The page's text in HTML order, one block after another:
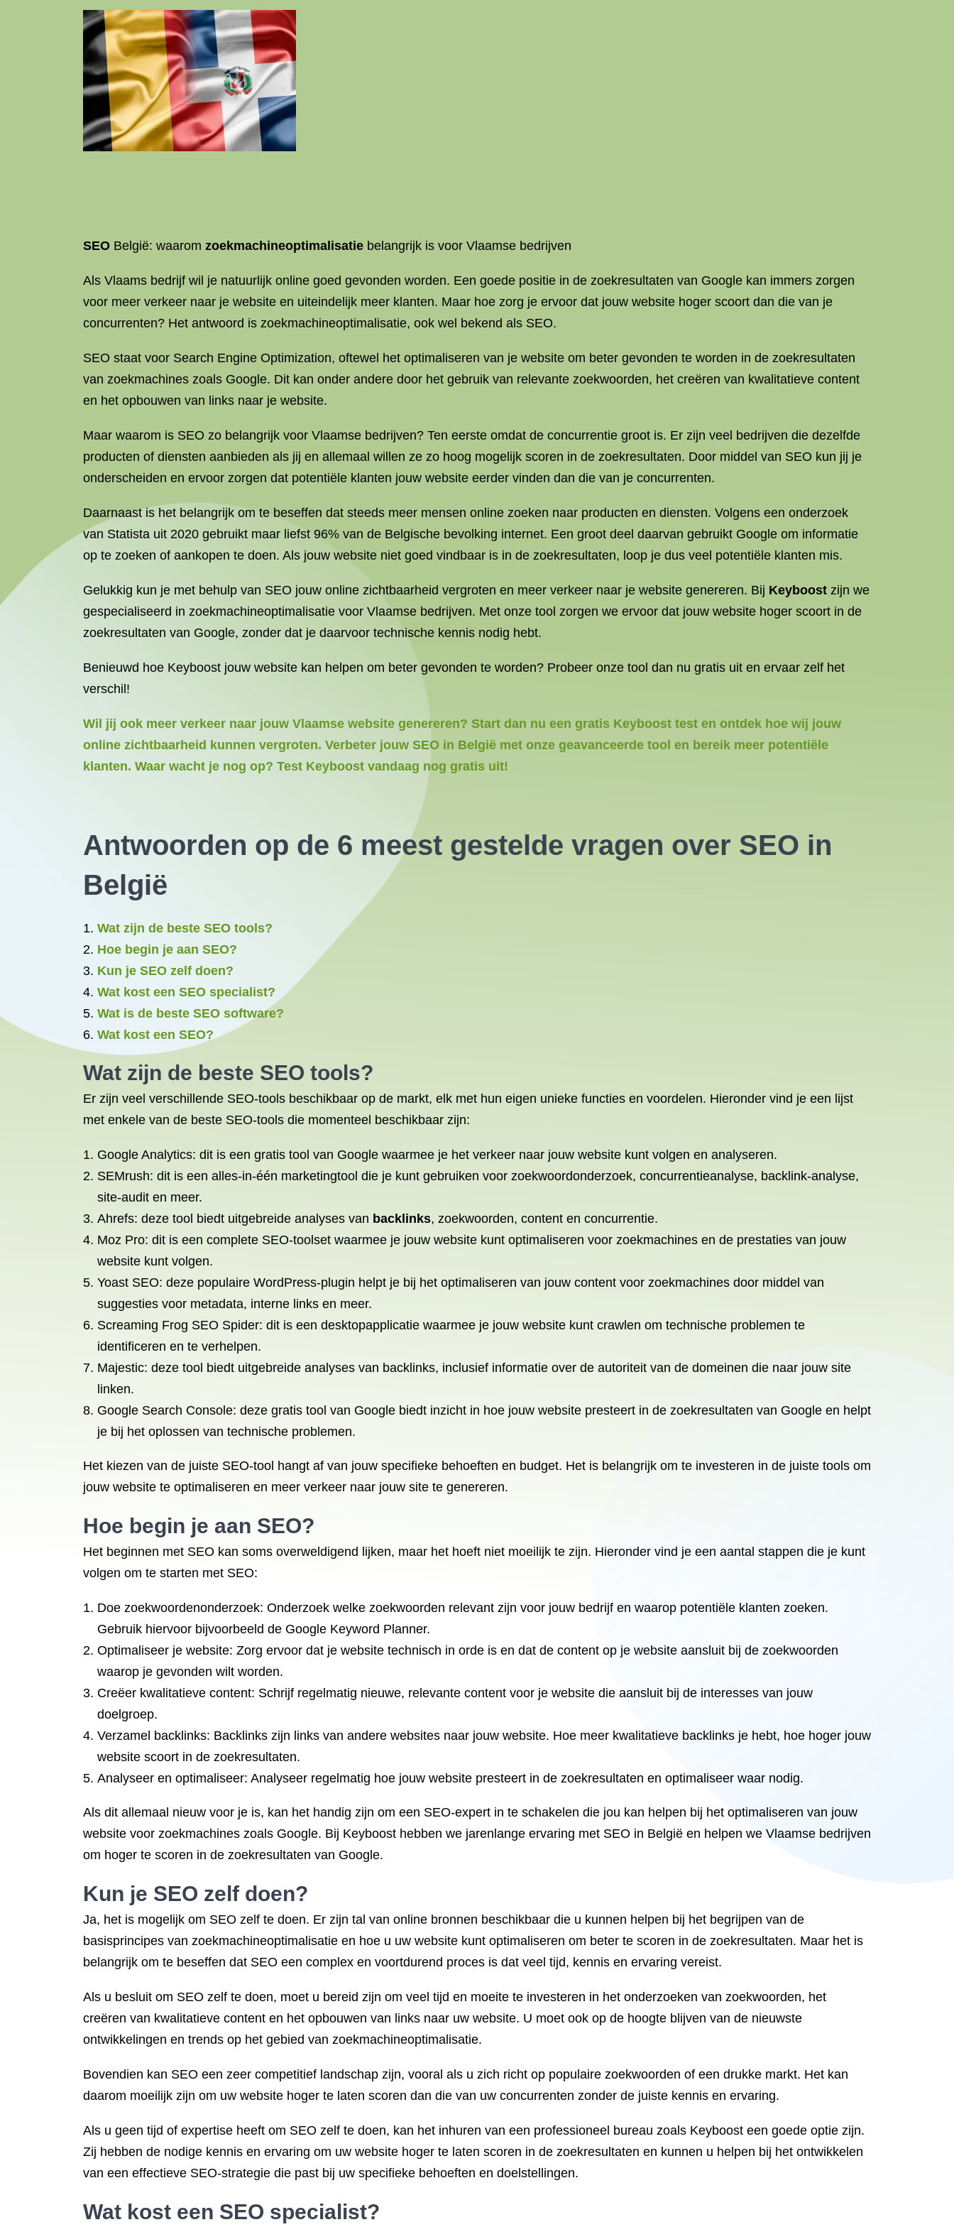
SEO België: waarom zoekmachineoptimalisatie belangrijk is voor Vlaamse bedrijven
Als Vlaams bedrijf wil je natuurlijk online goed gevonden worden. Een goede positie in de zoekresultaten van Google kan immers zorgen
voor meer verkeer naar je website en uiteindelijk meer klanten. Maar hoe zorg je ervoor dat jouw website hoger scoort dan die van je
concurrenten? Het antwoord is zoekmachineoptimalisatie, ook wel bekend als SEO.
SEO staat voor Search Engine Optimization, oftewel het optimaliseren van je website om beter gevonden te worden in de zoekresultaten
van zoekmachines zoals Google. Dit kan onder andere door het gebruik van relevante zoekwoorden, het creëren van kwalitatieve content
en het opbouwen van links naar je website.
Maar waarom is SEO zo belangrijk voor Vlaamse bedrijven? Ten eerste omdat de concurrentie groot is. Er zijn veel bedrijven die dezelfde
producten of diensten aanbieden als jij en allemaal willen ze zo hoog mogelijk scoren in de zoekresultaten. Door middel van SEO kun jij je
onderscheiden en ervoor zorgen dat potentiële klanten jouw website eerder vinden dan die van je concurrenten.
Daarnaast is het belangrijk om te beseffen dat steeds meer mensen online zoeken naar producten en diensten. Volgens een onderzoek
van Statista uit 2020 gebruikt maar liefst 96% van de Belgische bevolking internet. Een groot deel daarvan gebruikt Google om informatie
op te zoeken of aankopen te doen. Als jouw website niet goed vindbaar is in de zoekresultaten, loop je dus veel potentiële klanten mis.
Gelukkig kun je met behulp van SEO jouw online zichtbaarheid vergroten en meer verkeer naar je website genereren. Bij Keyboost zijn we
gespecialiseerd in zoekmachineoptimalisatie voor Vlaamse bedrijven. Met onze tool zorgen we ervoor dat jouw website hoger scoort in de
zoekresultaten van Google, zonder dat je daarvoor technische kennis nodig hebt.
Benieuwd hoe Keyboost jouw website kan helpen om beter gevonden te worden? Probeer onze tool dan nu gratis uit en ervaar zelf het
verschil!
Wil jij ook meer verkeer naar jouw Vlaamse website genereren? Start dan nu een gratis Keyboost test en ontdek hoe wij jouw
online zichtbaarheid kunnen vergroten. Verbeter jouw SEO in België met onze geavanceerde tool en bereik meer potentiële
klanten. Waar wacht je nog op? Test Keyboost vandaag nog gratis uit!
Antwoorden op de 6 meest gestelde vragen over SEO in
België
Wat zijn de beste SEO tools?
Hoe begin je aan SEO?
Kun je SEO zelf doen?
Wat kost een SEO specialist?
Wat is de beste SEO software?
Wat kost een SEO?
Wat zijn de beste SEO tools?
Er zijn veel verschillende SEO-tools beschikbaar op de markt, elk met hun eigen unieke functies en voordelen. Hieronder vind je een lijst
met enkele van de beste SEO-tools die momenteel beschikbaar zijn:
Google Analytics: dit is een gratis tool van Google waarmee je het verkeer naar jouw website kunt volgen en analyseren.
SEMrush: dit is een alles-in-één marketingtool die je kunt gebruiken voor zoekwoordonderzoek, concurrentieanalyse, backlink-analyse,
site-audit en meer.
Ahrefs: deze tool biedt uitgebreide analyses van backlinks, zoekwoorden, content en concurrentie.
Moz Pro: dit is een complete SEO-toolset waarmee je jouw website kunt optimaliseren voor zoekmachines en de prestaties van jouw
website kunt volgen.
Yoast SEO: deze populaire WordPress-plugin helpt je bij het optimaliseren van jouw content voor zoekmachines door middel van
suggesties voor metadata, interne links en meer.
Screaming Frog SEO Spider: dit is een desktopapplicatie waarmee je jouw website kunt crawlen om technische problemen te
identificeren en te verhelpen.
Majestic: deze tool biedt uitgebreide analyses van backlinks, inclusief informatie over de autoriteit van de domeinen die naar jouw site
linken.
Google Search Console: deze gratis tool van Google biedt inzicht in hoe jouw website presteert in de zoekresultaten van Google en helpt
je bij het oplossen van technische problemen.
Het kiezen van de juiste SEO-tool hangt af van jouw specifieke behoeften en budget. Het is belangrijk om te investeren in de juiste tools om
jouw website te optimaliseren en meer verkeer naar jouw site te genereren.
Hoe begin je aan SEO?
Het beginnen met SEO kan soms overweldigend lijken, maar het hoeft niet moeilijk te zijn. Hieronder vind je een aantal stappen die je kunt
volgen om te starten met SEO:
Doe zoekwoordenonderzoek: Onderzoek welke zoekwoorden relevant zijn voor jouw bedrijf en waarop potentiële klanten zoeken.
Gebruik hiervoor bijvoorbeeld de Google Keyword Planner.
Optimaliseer je website: Zorg ervoor dat je website technisch in orde is en dat de content op je website aansluit bij de zoekwoorden
waarop je gevonden wilt worden.
Creëer kwalitatieve content: Schrijf regelmatig nieuwe, relevante content voor je website die aansluit bij de interesses van jouw
doelgroep.
Verzamel backlinks: Backlinks zijn links van andere websites naar jouw website. Hoe meer kwalitatieve backlinks je hebt, hoe hoger jouw
website scoort in de zoekresultaten.
Analyseer en optimaliseer: Analyseer regelmatig hoe jouw website presteert in de zoekresultaten en optimaliseer waar nodig.
Als dit allemaal nieuw voor je is, kan het handig zijn om een SEO-expert in te schakelen die jou kan helpen bij het optimaliseren van jouw
website voor zoekmachines zoals Google. Bij Keyboost hebben we jarenlange ervaring met SEO in België en helpen we Vlaamse bedrijven
om hoger te scoren in de zoekresultaten van Google.
Kun je SEO zelf doen?
Ja, het is mogelijk om SEO zelf te doen. Er zijn tal van online bronnen beschikbaar die u kunnen helpen bij het begrijpen van de
basisprincipes van zoekmachineoptimalisatie en hoe u uw website kunt optimaliseren om beter te scoren in de zoekresultaten. Maar het is
belangrijk om te beseffen dat SEO een complex en voortdurend proces is dat veel tijd, kennis en ervaring vereist.
Als u besluit om SEO zelf te doen, moet u bereid zijn om veel tijd en moeite te investeren in het onderzoeken van zoekwoorden, het
creëren van kwalitatieve content en het opbouwen van links naar uw website. U moet ook op de hoogte blijven van de nieuwste
ontwikkelingen en trends op het gebied van zoekmachineoptimalisatie.
Bovendien kan SEO een zeer competitief landschap zijn, vooral als u zich richt op populaire zoekwoorden of een drukke markt. Het kan
daarom moeilijk zijn om uw website hoger te laten scoren dan die van uw concurrenten zonder de juiste kennis en ervaring.
Als u geen tijd of expertise heeft om SEO zelf te doen, kan het inhuren van een professioneel bureau zoals Keyboost een goede optie zijn.
Zij hebben de nodige kennis en ervaring om uw website hoger te laten scoren in de zoekresultaten en kunnen u helpen bij het ontwikkelen
van een effectieve SEO-strategie die past bij uw specifieke behoeften en doelstellingen.
Wat kost een SEO specialist?